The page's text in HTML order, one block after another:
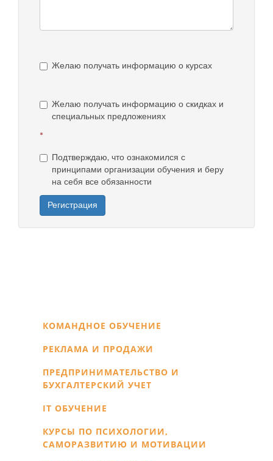
Желаю получать информацию о курсах
Желаю получать информацию о скидках и
специальных предложениях
*
Подтверждаю, что ознакомился с
принципами организации обучения и беру
на себя все обязанности
Регистрация
КОМАНДНОЕ ОБУЧЕНИЕ
РЕКЛАМА И ПРОДАЖИ
ПРЕДПРИНИМАТЕЛЬСТВО И
БУХГАЛТЕРСКИЙ УЧЕТ
IT ОБУЧЕНИЕ
КУРСЫ ПО ПСИХОЛОГИИ,
САМОРАЗВИТИЮ И МОТИВАЦИИ